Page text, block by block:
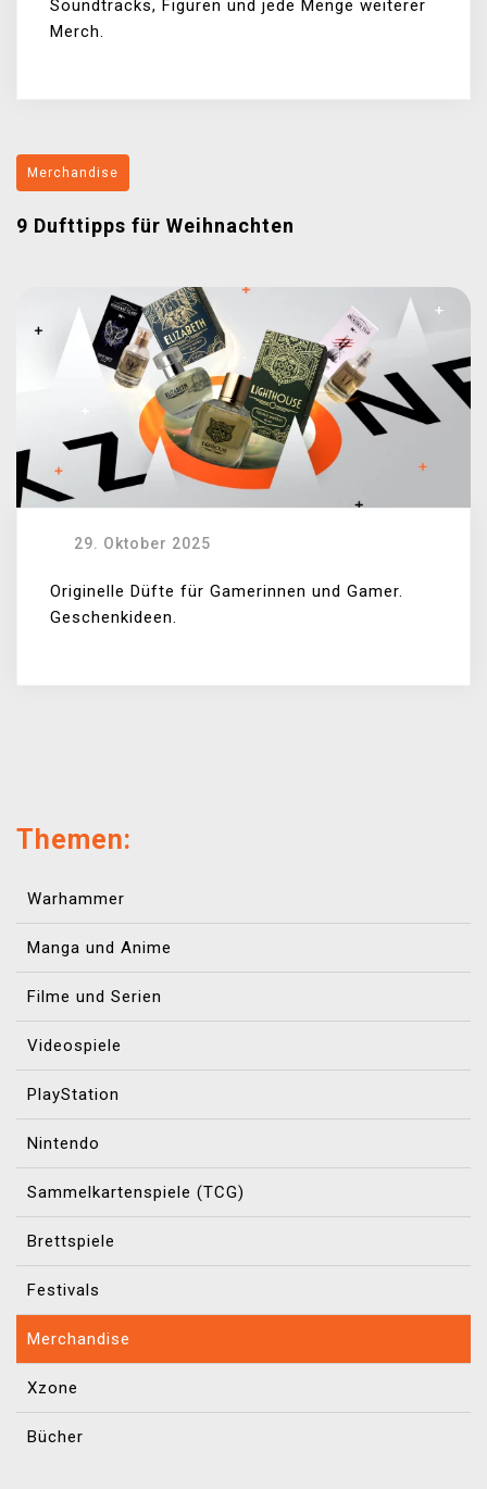
Soundtracks, Figuren und jede Menge weiterer
Merch.
Merchandise
9 Dufttipps für Weihnachten
29. Oktober 2025
Originelle Düfte für Gamerinnen und Gamer.
Geschenkideen.
Themen:
Warhammer
Manga und Anime
Filme und Serien
Videospiele
PlayStation
Nintendo
Sammelkartenspiele (TCG)
Brettspiele
Festivals
Merchandise
Xzone
Bücher